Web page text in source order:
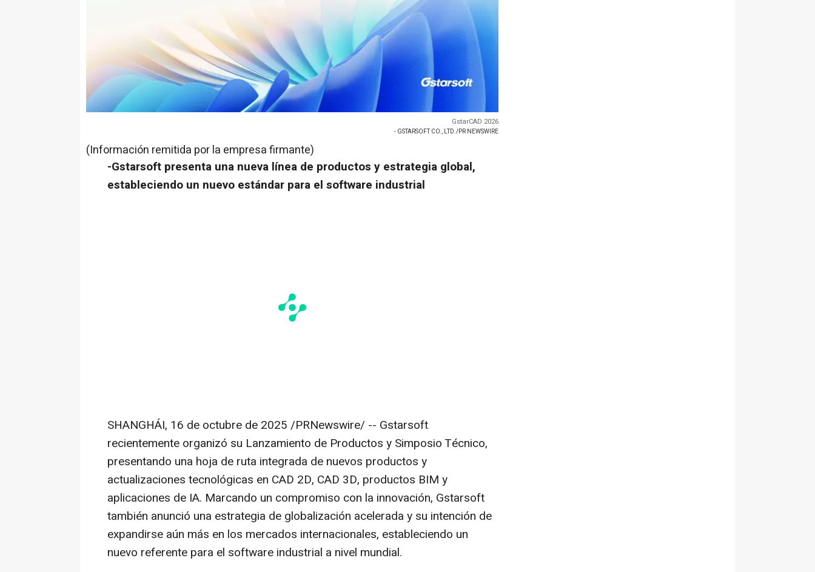
GstarCAD 2026
- GSTARSOFT CO., LTD./PR NEWSWIRE
(Información remitida por la empresa firmante)
-Gstarsoft presenta una nueva línea de productos y estrategia global,
estableciendo un nuevo estándar para el software industrial
SHANGHÁI, 16 de octubre de 2025 /PRNewswire/ -- Gstarsoft
recientemente organizó su Lanzamiento de Productos y Simposio Técnico,
presentando una hoja de ruta integrada de nuevos productos y
actualizaciones tecnológicas en CAD 2D, CAD 3D, productos BIM y
aplicaciones de IA. Marcando un compromiso con la innovación, Gstarsoft
también anunció una estrategia de globalización acelerada y su intención de
expandirse aún más en los mercados internacionales, estableciendo un
nuevo referente para el software industrial a nivel mundial.